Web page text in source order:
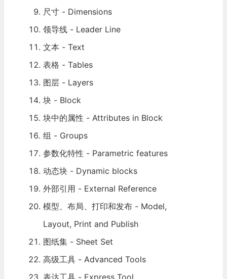
尺寸 - Dimensions
领导线 - Leader Line
文本 - Text
表格 - Tables
图层 - Layers
块 - Block
块中的属性 - Attributes in Block
组 - Groups
参数化特性 - Parametric features
动态块 - Dynamic blocks
外部引用 - External Reference
模型、布局、打印和发布 - Model,
Layout, Print and Publish
图纸集 - Sheet Set
高级工具 - Advanced Tools